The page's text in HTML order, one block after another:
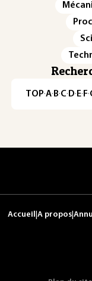
TOP·A·B·C· D· E· F·
Accueil A propos